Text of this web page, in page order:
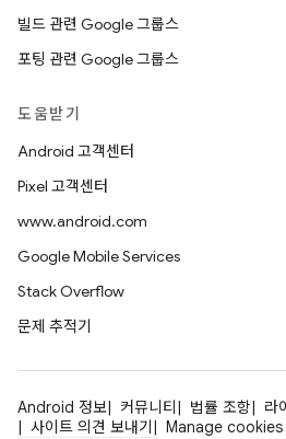
빌드 관련 Google 그룹스
포팅 관련 Google 그룹스
도움받기
Android 고객센터
Pixel 고객센터
www.android.com
Google Mobile Services
Stack Overflow
문제 추적기
Android 정보 커뮤니티 법률 조항 라
사이트 의견 보내기
Manage cookies